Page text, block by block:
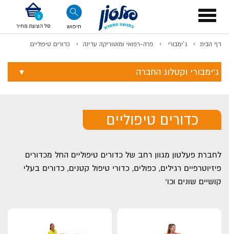
Toggle
navigation
חיפוש סל הצעת מחיר
דף הבית ג'ימבורי פרה-רפואי ומוטוריקה עדינה כדורים טיפוליים
ג'ימבורי וקטלוג החברה
כדורים טיפוליים
לחברת פעלטון מגוון רחב של כדורים טיפוליים החל מכדורים
פיזיוטרפיים רגילים, כפולים, כדורי טיפול קטנים, כדורים בעלי
קושיים שונים וכו'